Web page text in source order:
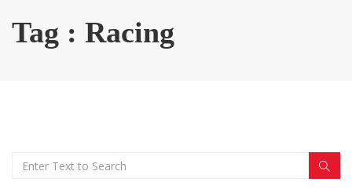
Tag : Racing